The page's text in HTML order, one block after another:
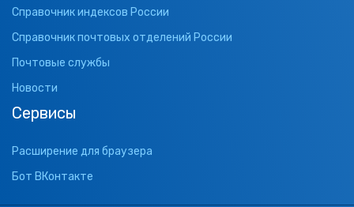
Справочник индексов России
Справочник почтовых отделений России
Почтовые службы
Новости
Сервисы
Расширение для браузера
Бот ВКонтакте